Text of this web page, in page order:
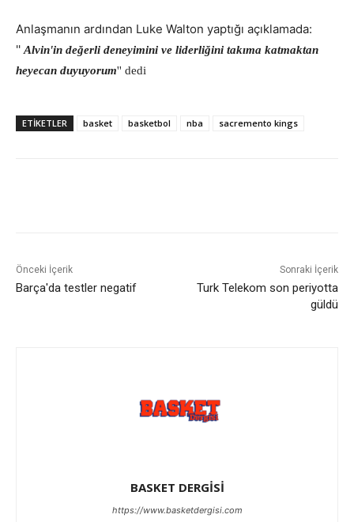
Anlaşmanın ardından Luke Walton yaptığı açıklamada:
''Alvin'in değerli deneyimini ve liderliğini takıma katmaktan
heyecan duyuyorum'' dedi
ETIKETLER basket basketbol nba sacremento kings
Önceki İçerik
Barça'da testler negatif
Sonraki İçerik
Turk Telekom son periyotta
güldü
BASKET DERGİSİ
https://www.basketdergisi.com